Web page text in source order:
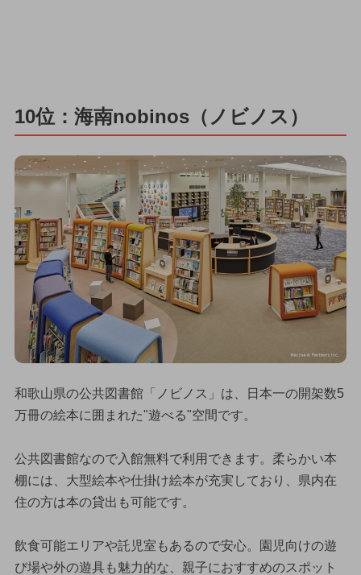
10位：海南nobinos（ノビノス）
和歌山県の公共図書館「ノビノス」は、日本一の開架数5
万冊の絵本に囲まれた"遊べる"空間です。
公共図書館なので入館無料で利用できます。柔らかい本
棚には、大型絵本や仕掛け絵本が充実しており、県内在
住の方は本の貸出も可能です。
飲食可能エリアや託児室もあるので安心。園児向けの遊
び場や外の遊具も魅力的な、親子におすすめのスポット